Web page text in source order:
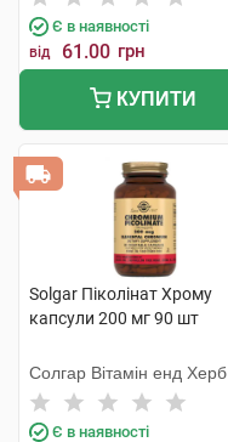
Є в наявності
від 61.00 грн
КУПИТИ
Solgar Піколінат Хрому
капсули 200 мг 90 шт
Солгар Вітамін енд Херб
Є в наявності